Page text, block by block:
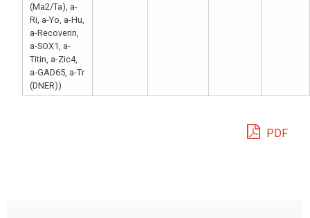
(Ma2/Ta), a-
Ri, a-Yo, a-Hu,
a-Recoverin,
a-SOX1, a-
Titin, a-Zic4,
a-GAD65, a-Tr
(DNER))
PDF